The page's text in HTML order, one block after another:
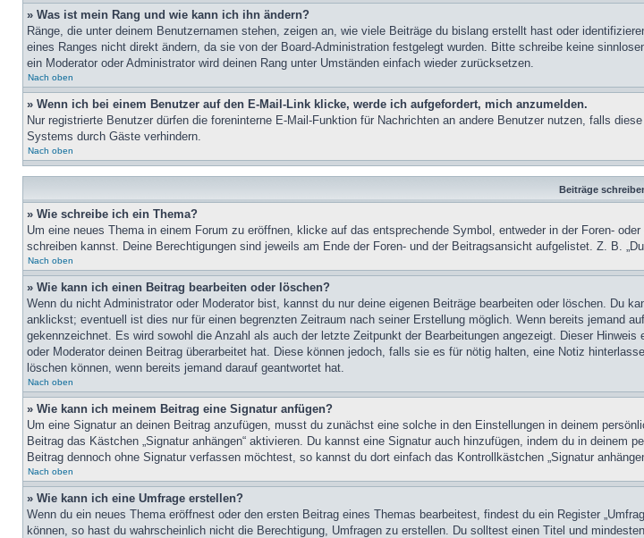
» Was ist mein Rang und wie kann ich ihn ändern?
Ränge, die unter deinem Benutzernamen stehen, zeigen an, wie viele Beiträge du bislang erstellt hast oder
eines Ranges nicht direkt ändern, da sie von der Board-Administration festgelegt wurden. Bitte schreibe keine
ein Moderator oder Administrator wird deinen Rang unter Umständen einfach wieder zurücksetzen.
Nach oben
» Wenn ich bei einem Benutzer auf den E-Mail-Link klicke, werde ich aufgefordert, mich anzumelden.
Nur registrierte Benutzer dürfen die foreninterne E-Mail-Funktion für Nachrichten an andere Benutzer nutzen, falls
Systems durch Gäste verhindern.
Nach oben
Beiträge
» Wie schreibe ich ein Thema?
Um eine neues Thema in einem Forum zu eröffnen, klicke auf das entsprechende Symbol, entweder in der Foren-
schreiben kannst. Deine Berechtigungen sind jeweils am Ende der Foren- und der Beitragsansicht aufgelistet. Z. B.
Nach oben
» Wie kann ich einen Beitrag bearbeiten oder löschen?
Wenn du nicht Administrator oder Moderator bist, kannst du nur deine eigenen Beiträge bearbeiten oder löschen. Du
anklickst; eventuell ist dies nur für einen begrenzten Zeitraum nach seiner Erstellung möglich. Wenn bereits jemand
gekennzeichnet. Es wird sowohl die Anzahl als auch der letzte Zeitpunkt der Bearbeitungen angezeigt. Dieser
oder Moderator deinen Beitrag überarbeitet hat. Diese können jedoch, falls sie es für nötig halten, eine Notiz
löschen können, wenn bereits jemand darauf geantwortet hat.
Nach oben
» Wie kann ich meinem Beitrag eine Signatur anfügen?
Um eine Signatur an deinen Beitrag anzufügen, musst du zunächst eine solche in den Einstellungen in deinem
Beitrag das Kästchen „Signatur anhängen“ aktivieren. Du kannst eine Signatur auch hinzufügen, indem du in
Beitrag dennoch ohne Signatur verfassen möchtest, so kannst du dort einfach das Kontrollkästchen „Signatur
Nach oben
» Wie kann ich eine Umfrage erstellen?
Wenn du ein neues Thema eröffnest oder den ersten Beitrag eines Themas bearbeitest, findest du ein Register
können, so hast du wahrscheinlich nicht die Berechtigung, Umfragen zu erstellen. Du solltest einen Titel und